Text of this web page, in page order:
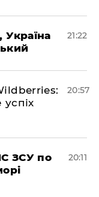
Україна
21:22
20:57
ЗСУ по
20:11